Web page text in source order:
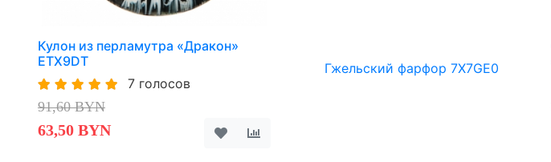
Кулон из перламутра «Дракон»
ETX9DT
7 голосов
91,60 BYN
63,50 BYN